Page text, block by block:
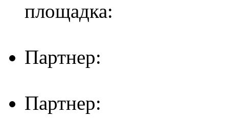
площадка:
Партнер:
Партнер: